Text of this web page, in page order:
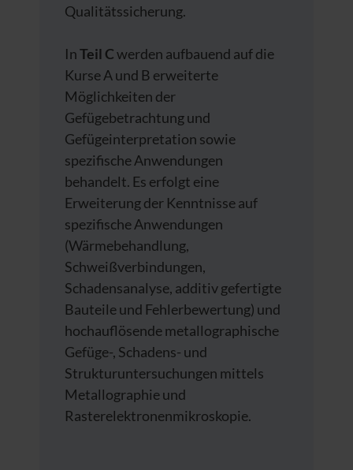
Qualitätssicherung.
InTeil Cwerden aufbauend auf die
Kurse A und B erweiterte
Möglichkeiten der
Gefügebetrachtung und
Gefügeinterpretation sowie
spezifische Anwendungen
behandelt. Es erfolgt eine
Erweiterung der Kenntnisse auf
spezifische Anwendungen
(Wärmebehandlung,
Schweißverbindungen,
Schadensanalyse, additiv gefertigte
Bauteile und Fehlerbewertung) und
hochauflösende metallographische
Gefüge-, Schadens- und
Strukturuntersuchungen mittels
Metallographie und
Rasterelektronenmikroskopie.